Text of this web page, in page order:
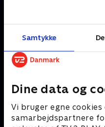
Samtykke
Dine data og
Vi bruger egne
samarbejdspartnere
Andre så også